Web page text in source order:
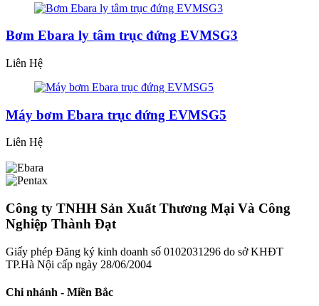
Bơm Ebara ly tâm trục đứng EVMSG3
Liên Hệ
Máy bơm Ebara trục đứng EVMSG5
Liên Hệ
Công ty TNHH Sản Xuất Thương Mại Và Công
Nghiệp Thành Đạt
Giấy phép Đăng ký kinh doanh số 0102031296 do sở KHĐT
TP.Hà Nội cấp ngày 28/06/2004
Chi nhánh - Miền Bắc